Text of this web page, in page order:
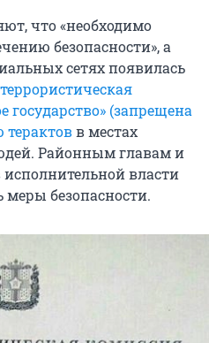
что «необходимо
безопасности», а
сетях появилась
террористическая
государство» (запрещена
терактовв местах
Районным главам и
власти
безопасности.